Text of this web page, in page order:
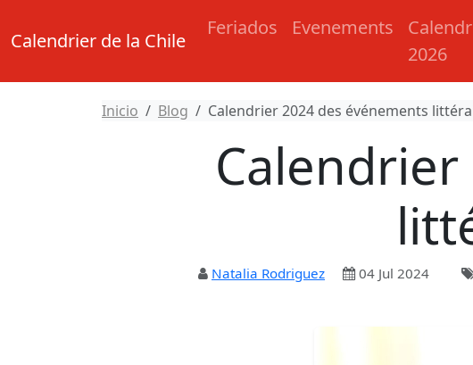
Calendrier de la Chile
Feriados Evenements
2026
Inicio Blog Calendrier 2024 des événements
Natalia Rodriguez 04 Jul 2024